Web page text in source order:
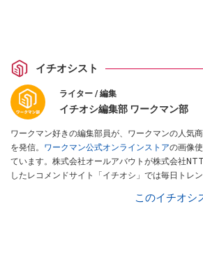
イチオシスト
ライター / 編集
イチオシ編集部 ワークマン部
ワークマン好きの編集部員が、ワークマンの人気
を発信。 ワークマン公式オンラインストアの画像
ています。株式会社オールアバウトが株式会社
したレコメンドサイト「イチオシ」では毎日トレ
このイチオシ